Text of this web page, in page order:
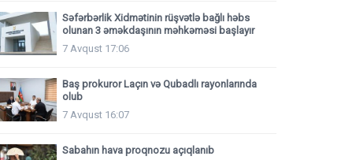
Səfərbərlik Xidmətinin rüşvətlə bağlı həbs
olunan 3 əməkdaşının məhkəməsi başlayır
7 Avqust 17:06
Baş prokuror Laçın və Qubadlı rayonlarında
olub
7 Avqust 16:07
Sabahın hava proqnozu açıqlanıb